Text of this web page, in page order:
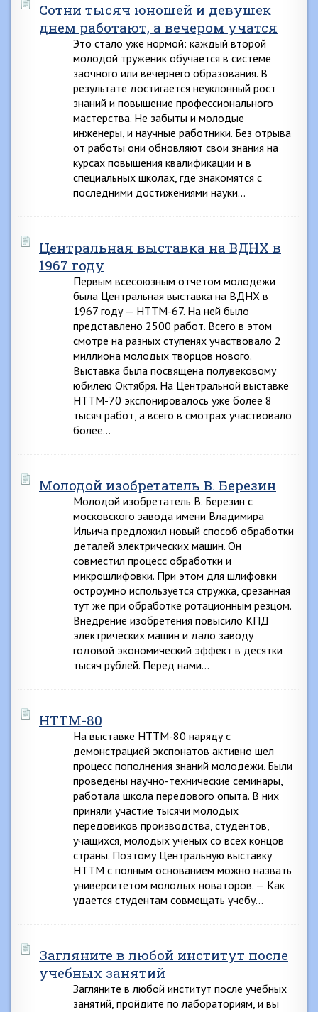
Сотни тысяч юношей и девушек
днем работают, а вечером учатся
Это стало уже нормой: каждый второй
молодой труженик обучается в системе
заочного или вечернего образования. В
результате достигается неуклонный рост
знаний и повышение профессионального
мастерства. Не забыты и молодые
инженеры, и научные работники. Без отрыва
от работы они обновляют свои знания на
курсах повышения квалификации и в
специальных школах, где знакомятся с
последними достижениями науки…
Центральная выставка на ВДНХ в
1967 году
Первым всесоюзным отчетом молодежи
была Центральная выставка на ВДНХ в
1967 году — НТТМ-67. На ней было
представлено 2500 работ. Всего в этом
смотре на разных ступенях участвовало 2
миллиона молодых творцов нового.
Выставка была посвящена полувековому
юбилею Октября. На Центральной выставке
НТТМ-70 экспонировалось уже более 8
тысяч работ, а всего в смотрах участвовало
более…
Молодой изобретатель В. Березин
Молодой изобретатель В. Березин с
московского завода имени Владимира
Ильича предложил новый способ обработки
деталей электрических машин. Он
совместил процесс обработки и
микрошлифовки. При этом для шлифовки
остроумно используется стружка, срезанная
тут же при обработке ротационным резцом.
Внедрение изобретения повысило КПД
электрических машин и дало заводу
годовой экономический эффект в десятки
тысяч рублей. Перед нами…
НТТМ-80
На выставке НТТМ-80 наряду с
демонстрацией экспонатов активно шел
процесс пополнения знаний молодежи. Были
проведены научно-технические семинары,
работала школа передового опыта. В них
приняли участие тысячи молодых
передовиков производства, студентов,
учащихся, молодых ученых со всех концов
страны. Поэтому Центральную выставку
НТТМ с полным основанием можно назвать
университетом молодых новаторов. — Как
удается студентам совмещать учебу…
Загляните в любой институт после
учебных занятий
Загляните в любой институт после учебных
занятий, пройдите по лабораториям, и вы